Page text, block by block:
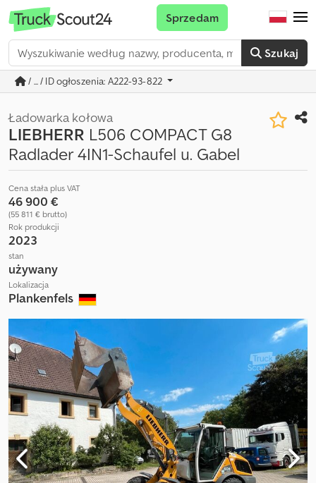
Szukaj
Sprzedam
/ ... / ID ogłoszenia: A222-93-822
Ładowarka kołowa
LIEBHERR L506 COMPACT G8
Radlader 4IN1-Schaufel u. Gabel
Cena stała plus VAT
46 900 €
(55 811 € brutto)
Rok produkcji
2023
stan
używany
Lokalizacja
Plankenfels